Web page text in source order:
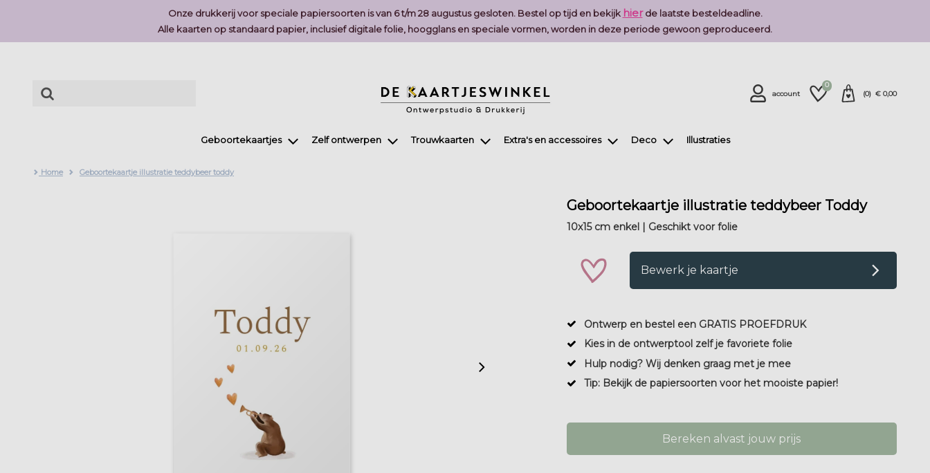
Onze drukkerij voor speciale papiersoorten is van 6 t/m 28 augustus gesloten. Bestel op tijd en bekijk hierde laatste besteldeadline.
Alle kaarten op standaard papier, inclusief digitale folie, hoogglans en speciale vormen, worden in deze periode gewoon geproduceerd.
account
0
(0) € 0,00
Geboortekaartjes Zelf ontwerpen Trouwkaarten Extra's en accessoires Deco Illustraties
Home Geboortekaartje illustratie teddybeer toddy
Geboortekaartje illustratie teddybeer Toddy
10x15 cm enkel | Geschikt voor folie
Bewerk je kaartje
Ontwerp en bestel een GRATIS PROEFDRUK
Kies in de ontwerptool zelf je favoriete folie
Hulp nodig? Wij denken graag met je mee
Tip: Bekijk de papiersoorten voor het mooiste papier!
Bereken alvast jouw prijs